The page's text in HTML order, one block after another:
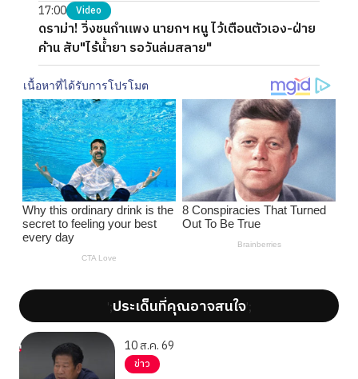
17:00 Video
ดราม่า! วิ่งชนกำแพง นายกฯ หนู ไว้เตือนตัวเอง-ฝ่าย
ค้าน สับ"ไร้น้ำยา รอวันล่มสลาย"
';ประเด็นที่คุณอาจสนใจ';
10 ส.ค. 69
ข่าว